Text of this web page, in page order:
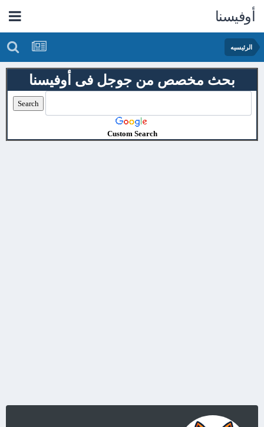
أوفيسنا
الرئيسيه
بحث مخصص من جوجل فى أوفيسنا
Custom Search